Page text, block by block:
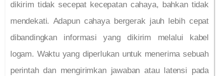
dikirim tidak secepat kecepatan cahaya, bahkan tidak
mendekati. Adapun cahaya bergerak jauh lebih cepat
dibandingkan informasi yang dikirim melalui kabel
logam. Waktu yang diperlukan untuk menerima sebuah
perintah dan mengirimkan jawaban atau latensi pada